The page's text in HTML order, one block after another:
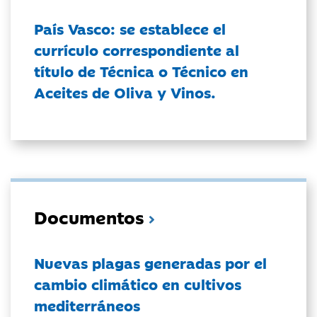
País Vasco: se establece el
currículo correspondiente al
título de Técnica o Técnico en
Aceites de Oliva y Vinos.
Documentos
Nuevas plagas generadas por el
cambio climático en cultivos
mediterráneos